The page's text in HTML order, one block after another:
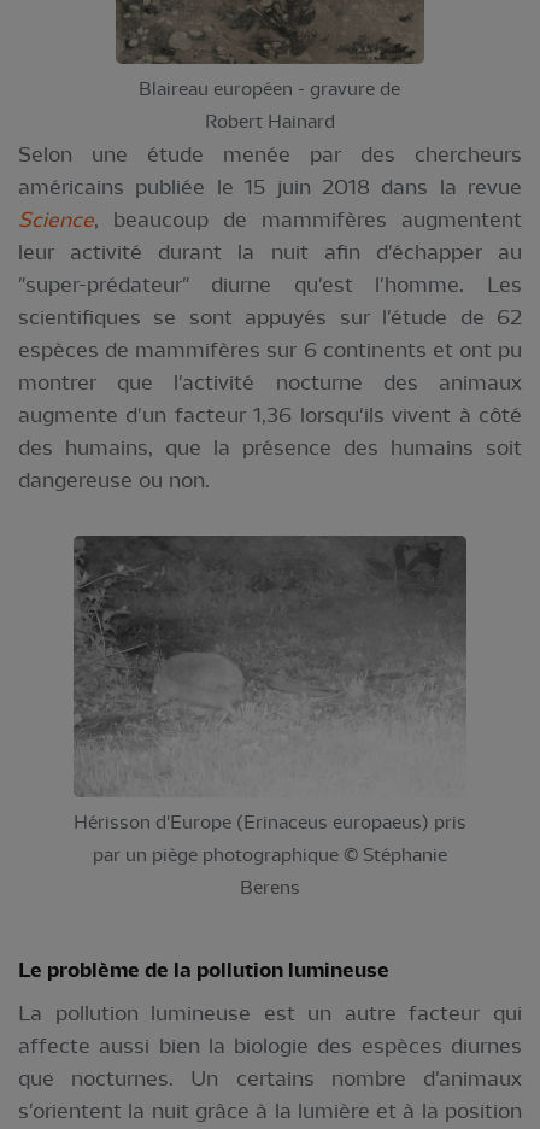
Blaireau européen - gravure de
Robert Hainard
Selon une étude menée par des chercheurs
américains publiée le 15 juin 2018 dans la revue
Science, beaucoup de mammifères augmentent
leur activité durant la nuit afin d'échapper au
"super-prédateur" diurne qu'est l'homme. Les
scientifiques se sont appuyés sur l'étude de 62
espèces de mammifères sur 6 continents et ont pu
montrer que l'activité nocturne des animaux
augmente d'un facteur 1,36 lorsqu'ils vivent à côté
des humains, que la présence des humains soit
dangereuse ou non.
Hérisson d'Europe (Erinaceus europaeus) pris
par un piège photographique © Stéphanie
Berens
Le problème de la pollution lumineuse
La pollution lumineuse est un autre facteur qui
affecte aussi bien la biologie des espèces diurnes
que nocturnes. Un certains nombre d'animaux
s'orientent la nuit grâce à la lumière et à la position